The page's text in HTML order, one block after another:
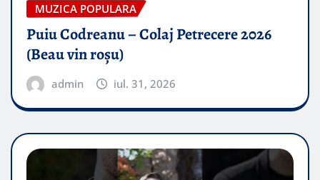
MUZICA POPULARA
Puiu Codreanu – Colaj Petrecere 2026
(Beau vin roșu)
admin iul. 31, 2026